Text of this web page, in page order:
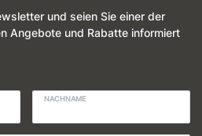
und seien Sie einer der
Angebote und Rabatte informiert
NACHNAME